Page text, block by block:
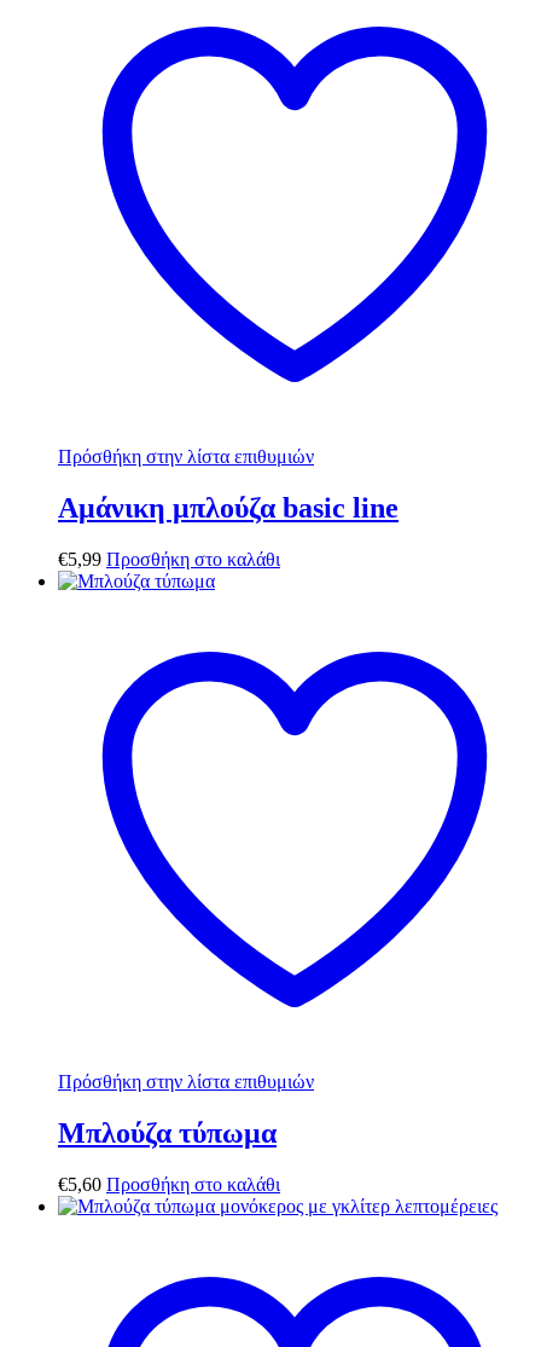
Πρόσθήκη στην λίστα επιθυμιών
Αμάνικη μπλούζα basic line
€5,99 Προσθήκη στο καλάθι
Πρόσθήκη στην λίστα επιθυμιών
Μπλούζα τύπωμα
€5,60 Προσθήκη στο καλάθι